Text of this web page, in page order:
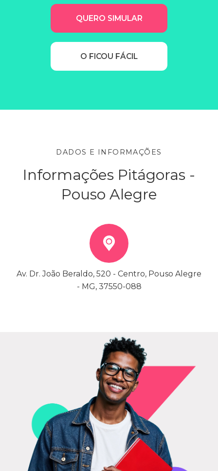
QUERO SIMULAR
O FICOU FÁCIL
DADOS E INFORMAÇÕES
Informações Pitágoras -
Pouso Alegre
Av. Dr. João Beraldo, 520 - Centro, Pouso Alegre
- MG, 37550-088